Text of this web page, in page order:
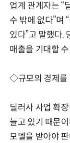
업계 관계자는 “
수 밖에 없다”며
있다”고 말했다.
매출을 기대할
◇규모의 경제를
딜러사 사업 확
늘고 있기 때문
모델을 받아야